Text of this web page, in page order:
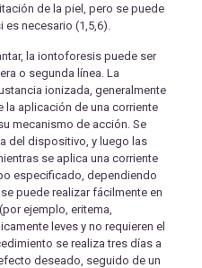
de la piel, pero se puede
necesario (1,5,6).
la iontoforesis puede ser
o segunda línea. La
ionizada, generalmente
la aplicación de una corriente
mecanismo de acción. Se
del dispositivo, y luego las
se aplica una corriente
especificado, dependiendo
puede realizar fácilmente en
ejemplo, eritema,
leves y no requieren el
se realiza tres días a
deseado, seguido de un